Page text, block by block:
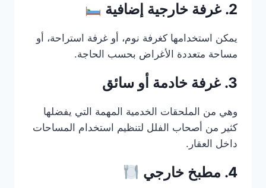
2. غرفة خارجية إضافية
يمكن استخدامها كغرفة نوم، أو غرفة استراحة، أو
مساحة متعددة الأغراض بحسب الحاجة.
3. غرفة خادمة أو سائق
وهي من الملحقات الخدمية المهمة التي يفضلها
كثير من أصحاب الفلل لتنظيم استخدام المساحات
داخل العقار.
4. مطبخ خارجي